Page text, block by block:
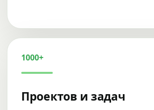
1000+
Проектов и задач